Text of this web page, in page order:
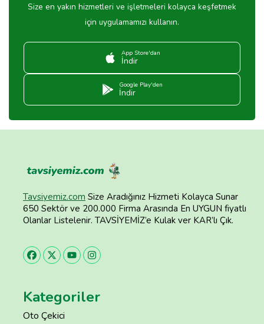
Size en yakın hizmetleri ve işletmeleri kolayca keşfetmek
için uygulamamızı kullanın.
App Store'dan
İndir
Google Play'den
İndir
Tavsiyemiz.com Size Aradığınız Hizmeti Kolayca Sunar
650 Sektör ve 200.000 Firma Arasında En UYGUN fiyatlı
Olanlar Listelenir. TAVSİYEMİZ’e Kulak ver KAR’lı Çık.
Kategoriler
Oto Çekici